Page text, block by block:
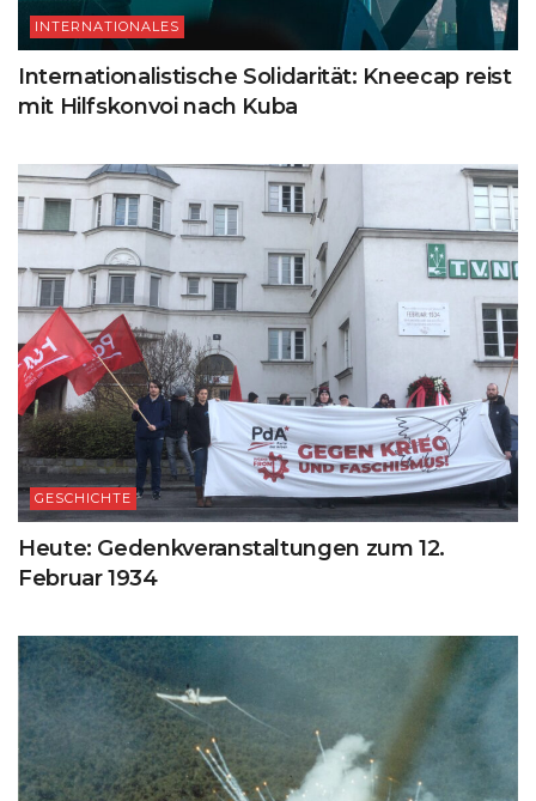
INTERNATIONALES
Internationalistische Solidarität: Kneecap reist
mit Hilfskonvoi nach Kuba
GESCHICHTE
Heute: Gedenkveranstaltungen zum 12.
Februar 1934